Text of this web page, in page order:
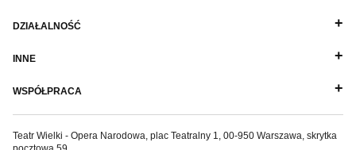
DZIAŁALNOŚĆ
INNE
WSPÓŁPRACA
Teatr Wielki - Opera Narodowa, plac Teatralny 1, 00-950 Warszawa, skrytka